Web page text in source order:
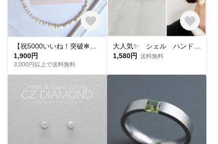
1,900円
3,000円以上で送料無料
1,580円 送料無料